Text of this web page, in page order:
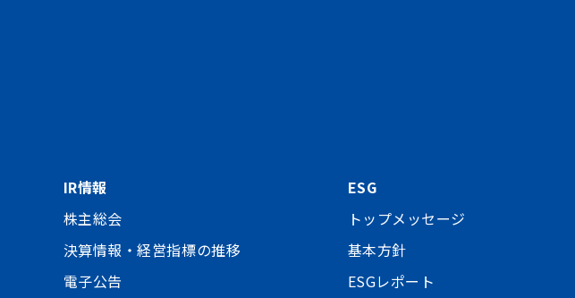
IR情報
株主総会
決算情報・経営指標の推移
電子公告
ESG
トップメッセージ
基本方針
ESGレポート